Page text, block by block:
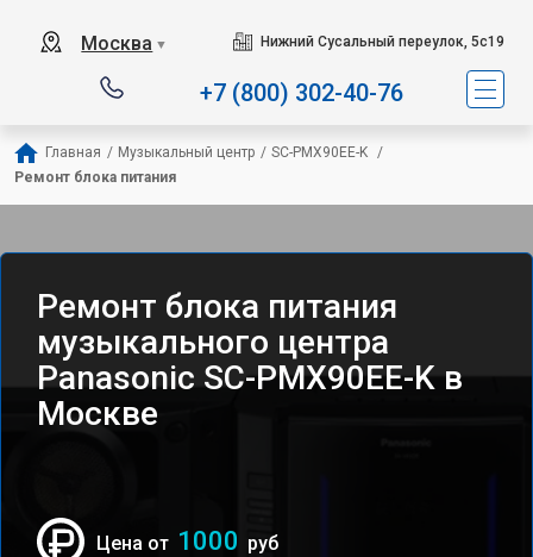
Москва ▼ Нижний Сусальный переулок, 5с19
+7 (800) 302-40-76
Главная / Музыкальный центр / SC-PMX90EE-K /
Ремонт блока питания
Ремонт блока питания
музыкального центра
Panasonic SC-PMX90EE-K в
Москве
Цена от 1000 руб